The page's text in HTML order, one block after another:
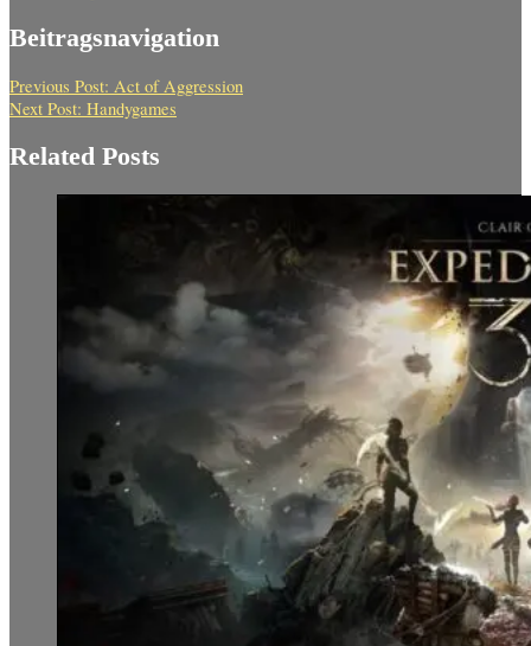
Beitragsnavigation
Previous Post: Act of Aggression
Next Post: Handygames
Related Posts